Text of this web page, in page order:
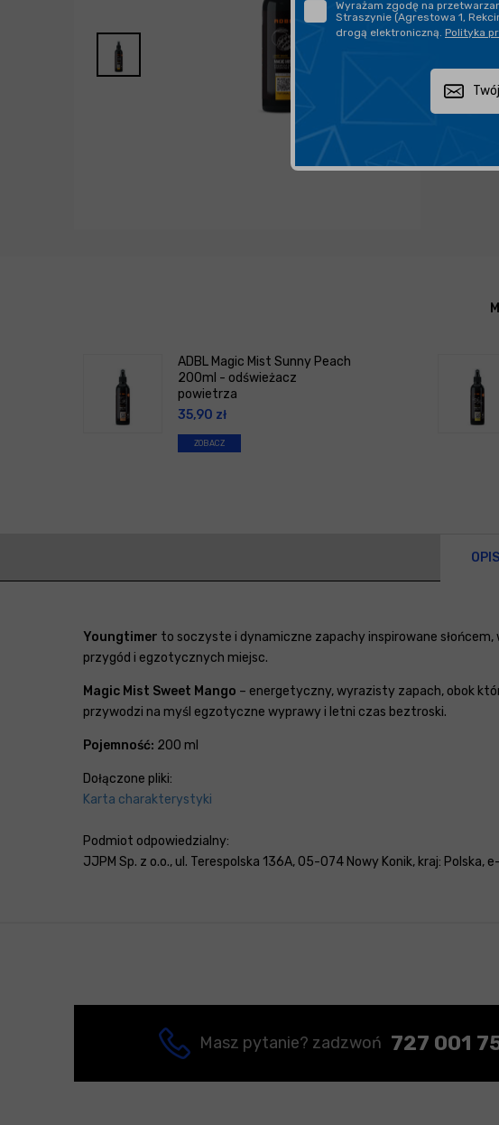
Zapytaj o
ADBL Magic Mist Sunny Peach
200ml - odświeżacz
powietrza
35,90 zł
ZOBACZ
Youngtimer to soczyste i dynamiczne zapachy inspirowane
przygód i egzotycznych miejsc.
Magic Mist Sweet Mango – energetyczny, wyrazisty zapach, obok
przywodzi na myśl egzotyczne wyprawy i letni czas beztroski.
Pojemność: 200 ml
Dołączone pliki:
Karta charakterystyki
Podmiot odpowiedzialny:
JJPM Sp. z o.o., ul. Terespolska 136A, 05-074 Nowy Konik, kraj: Polska,
Masz pytanie? zadzwoń 727 001
Wyrażam zgodę na
Straszynie (Agrestowa 1,
drogą elektroniczną. Polityka